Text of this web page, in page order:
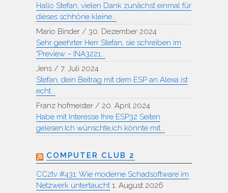
Hallo Stefan, vielen Dank zunächst einmal für
dieses schhöne kleine...
Mario Binder / 30. Dezember 2024
Sehr geehrter Herr Stefan, sie schreiben im
"Preview – INA3221...
Jens / 7. Juli 2024
Stefan, dein Beitrag mit dem ESP an Alexa ist
echt...
Franz hofmeister / 20. April 2024
Habe mit Interesse Ihre ESP32 Seiten
gelesen.Ich wünschte,ich könnte mit...
COMPUTER CLUB 2
CC2tv #431: Wie moderne Schadsoftware im
Netzwerk untertaucht 1. August 2026